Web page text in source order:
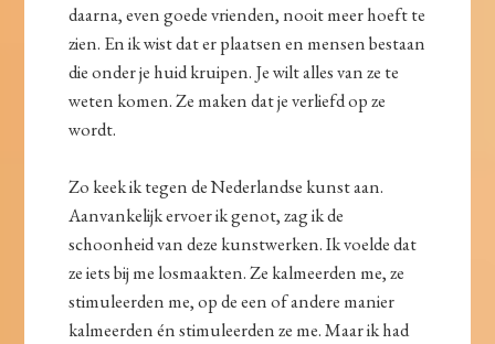
daarna, even goede vrienden, nooit meer hoeft te
zien. En ik wist dat er plaatsen en mensen bestaan
die onder je huid kruipen. Je wilt alles van ze te
weten komen. Ze maken dat je verliefd op ze
wordt.
Zo keek ik tegen de Nederlandse kunst aan.
Aanvankelijk ervoer ik genot, zag ik de
schoonheid van deze kunstwerken. Ik voelde dat
ze iets bij me losmaakten. Ze kalmeerden me, ze
stimuleerden me, op de een of andere manier
kalmeerden én stimuleerden ze me. Maar ik had